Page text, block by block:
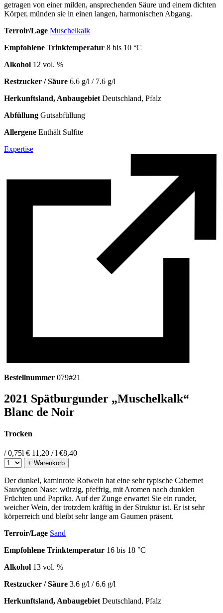
getragen von einer milden, ansprechenden Säure und einem dichten
Körper, münden sie in einen langen, harmonischen Abgang.
Terroir/Lage Muschelkalk
Empfohlene Trinktemperatur 8 bis 10 °C
Alkohol 12 vol. %
Restzucker / Säure 6.6 g/l / 7.6 g/l
Herkunftsland, Anbaugebiet Deutschland, Pfalz
Abfüllung Gutsabfüllung
Allergene Enthält Sulfite
Expertise
Bestellnummer 079#21
2021 Spätburgunder „Muschelkalk“
Blanc de Noir
Trocken
/ 0,75l € 11,20 / l €8,40
+ Warenkorb
Der dunkel, kaminrote Rotwein hat eine sehr typische Cabernet
Sauvignon Nase: würzig, pfeffrig, mit Aromen nach dunklen
Früchten und Paprika. Auf der Zunge erwartet Sie ein runder,
weicher Wein, der trotzdem kräftig in der Struktur ist. Er ist sehr
körperreich und bleibt sehr lange am Gaumen präsent.
Terroir/Lage Sand
Empfohlene Trinktemperatur 16 bis 18 °C
Alkohol 13 vol. %
Restzucker / Säure 3.6 g/l / 6.6 g/l
Herkunftsland, Anbaugebiet Deutschland, Pfalz